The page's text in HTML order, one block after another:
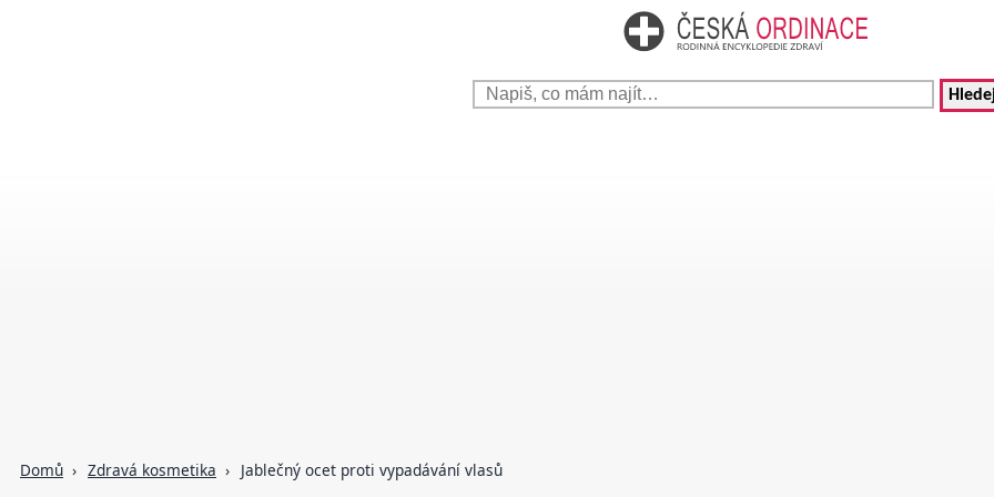
Domů Zdravá kosmetika Jablečný ocet proti vypadávání vlasů